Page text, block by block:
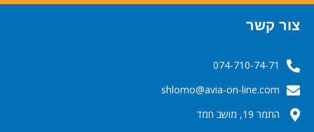
צור קשר
074-710-74-71
‬‬‬shlomo@avia-on-line.com‬
התמר 19, מושב חמד